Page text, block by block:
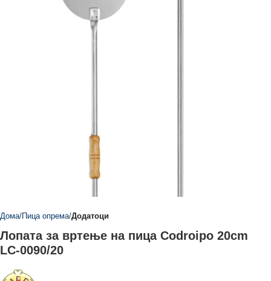
Дома Пица опрема Додатоци
Лопата за вртење на пица Codroipo 20cm
LC-0090/20